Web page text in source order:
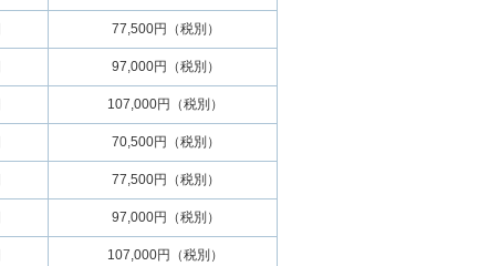
77,500円（税別）
97,000円（税別）
107,000円（税別）
70,500円（税別）
77,500円（税別）
97,000円（税別）
107,000円（税別）